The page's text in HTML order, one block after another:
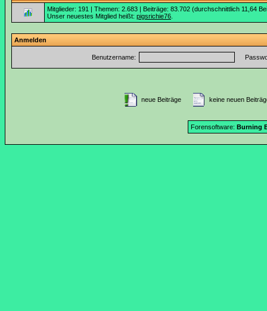
Mitglieder: 191 | Themen: 2.683 | Beiträge: 83.702 (durchschnittlich 11,64
Unser neuestes Mitglied heißt: pigsrichie76
Anmelden
Benutzername:
neue Beiträge keine neuen
Forensoftware: Burning